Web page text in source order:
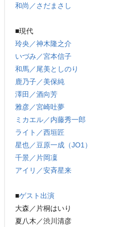
和尚／さだまさし
■現代
玲央／神木隆之介
いづみ／宮本信子
和馬／尾美としのり
鹿乃子／美保純
澤田／酒向芳
雅彦／宮崎吐夢
ミカエル／内藤秀一郎
ライト／西垣匠
星也／豆原一成（JO1）
千景／片岡凜
アイリ／安斉星来
■ゲスト出演
大森／片桐はいり
夏八木／渋川清彦